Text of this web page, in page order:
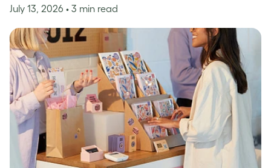
July 13, 2026 • 3 min read